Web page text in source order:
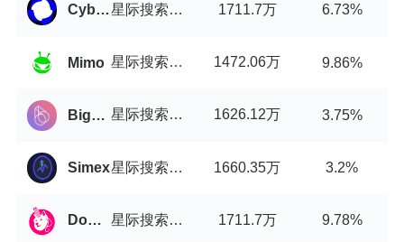
Cyberperp 星际搜索引擎币/USDT 1711.7万 6.73%
Mimo 星际搜索引擎币/USDT 1472.06万 9.86%
BigONE 星际搜索引擎币/USDT 1626.12万 3.75%
Simex 星际搜索引擎币/USDT 1660.35万 3.2%
DogeSwap 星际搜索引擎币/USDT 1711.7万 9.78%